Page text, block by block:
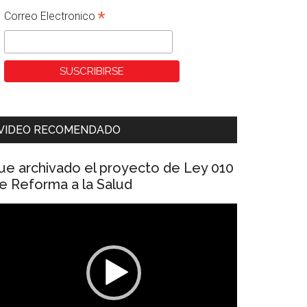
Correo Electronico *
RECOMENDADO
archivado el proyecto de Ley 010
Reforma a la Salud